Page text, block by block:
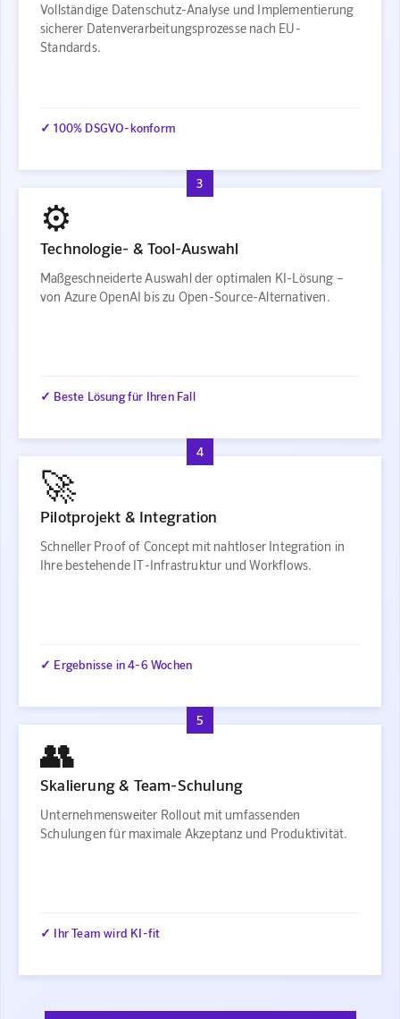
Vollständige Datenschutz-Analyse und Implementierung
sicherer Datenverarbeitungsprozesse nach EU-
Standards.
✓ 100% DSGVO-konform
3
⚙️
Technologie- & Tool-Auswahl
Maßgeschneiderte Auswahl der optimalen KI-Lösung –
von Azure OpenAI bis zu Open-Source-Alternativen.
✓ Beste Lösung für Ihren Fall
4
🚀
Pilotprojekt & Integration
Schneller Proof of Concept mit nahtloser Integration in
Ihre bestehende IT-Infrastruktur und Workflows.
✓ Ergebnisse in 4-6 Wochen
5
👥
Skalierung & Team-Schulung
Unternehmensweiter Rollout mit umfassenden
Schulungen für maximale Akzeptanz und Produktivität.
✓ Ihr Team wird KI-fit